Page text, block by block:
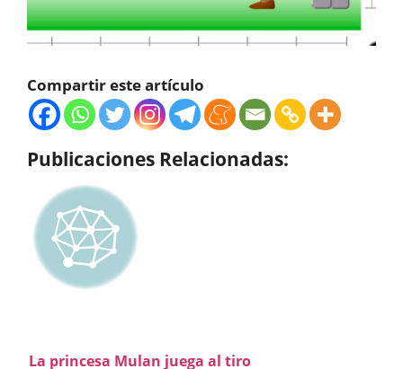
Compartir este artículo
Publicaciones Relacionadas:
La princesa Mulan juega al tiro